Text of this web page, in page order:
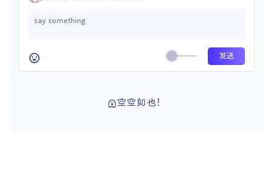
空空如也！